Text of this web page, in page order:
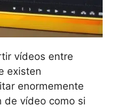
vídeos entre
existen
enormemente
de vídeo como si